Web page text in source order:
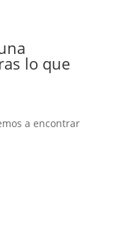
lo que
a encontrar